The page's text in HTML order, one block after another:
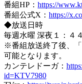
番組HP： https://
番組公式X： https://
◆放送日時
毎週水曜 深夜１：４
※番組放送終了後、
可能となります。
カンテレドーガ：
id=KTV7980